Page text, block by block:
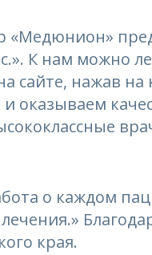
К нам можно
сайте, нажав на
оказываем
о каждом
края.